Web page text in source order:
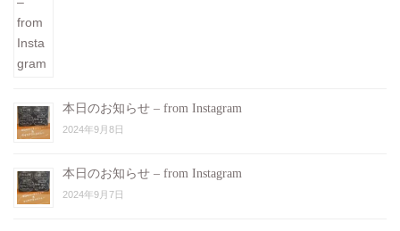
本日のお知らせ – from Instagram
2024年9月8日
本日のお知らせ – from Instagram
2024年9月7日